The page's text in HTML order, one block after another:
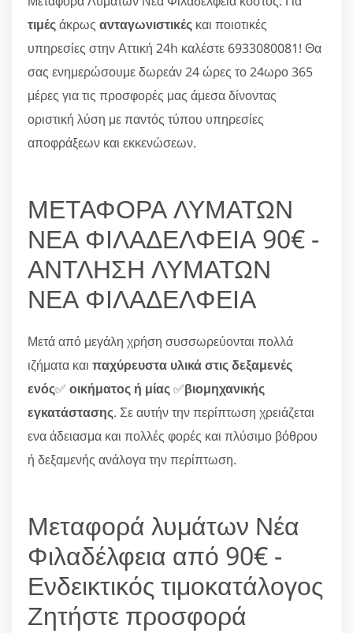
τιμέςάκρως ανταγωνιστικές και ποιοτικές
υπηρεσίες στην Αττική 24h καλέστε 6933080081! Θα
σας ενημερώσουμε δωρεάν 24 ώρες το 24ωρο 365
μέρες για τις προσφορές μας άμεσα δίνοντας
οριστική λύση με παντός τύπου υπηρεσίες
αποφράξεων και εκκενώσεων.
ΜΕΤΑΦΟΡΑ ΛΥΜΑΤΩΝ
ΝΕΑ ΦΙΛΑΔΕΛΦΕΙΑ 90€ -
ΑΝΤΛΗΣΗ ΛΥΜΑΤΩΝ
ΝΕΑ ΦΙΛΑΔΕΛΦΕΙΑ
Μετά από μεγάλη χρήση συσσωρεύονται πολλά
ιζήματα και παχύρευστα υλικά στις δεξαμενές
ενός✅ οικήματος ή μίας✅βιομηχανικής
εγκατάστασης. Σε αυτήν την περίπτωση χρειάζεται
ενα άδειασμα και πολλές φορές και πλύσιμο βόθρου
ή δεξαμενής ανάλογα την περίπτωση.
Μεταφορά λυμάτων Νέα
Φιλαδέλφεια από 90€ -
Ενδεικτικός τιμοκατάλογος
Ζητήστε προσφορά